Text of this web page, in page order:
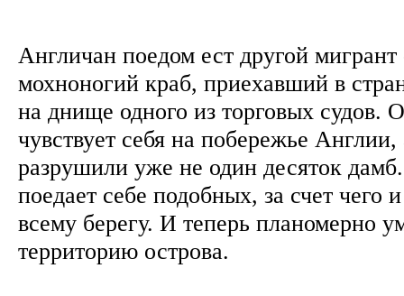
Англичан поедом ест другой
мохноногий краб, приехавший в
на днище одного из торговых судов.
чувствует себя на побережье Англии,
разрушили уже не один десяток
поедает себе подобных, за счет чего
всему берегу. И теперь планомерно
территорию острова.